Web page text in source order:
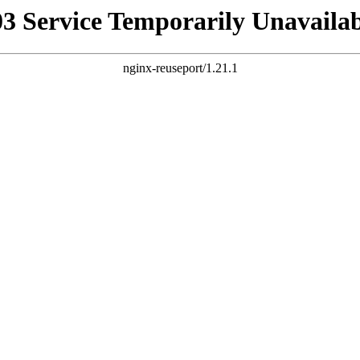
Service Temporarily
nginx-reuseport/1.21.1